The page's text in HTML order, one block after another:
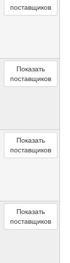
поставщиков
Показать
поставщиков
Показать
поставщиков
Показать
поставщиков